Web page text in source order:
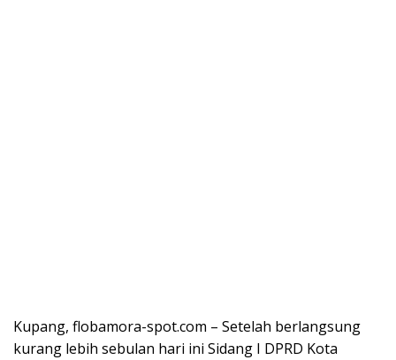
Kupang, flobamora-spot.com – Setelah berlangsung
kurang lebih sebulan hari ini Sidang I DPRD Kota